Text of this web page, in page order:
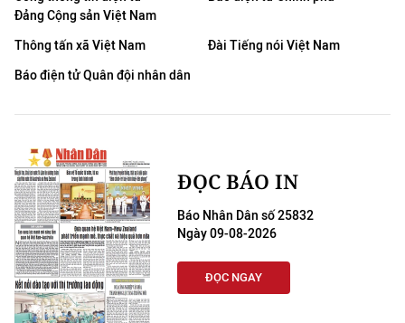
Đảng Cộng sản Việt Nam
Thông tấn xã Việt Nam
Đài Tiếng nói Việt Nam
Báo điện tử Quân đội nhân dân
ĐỌC BÁO IN
Báo Nhân Dân số 25832
Ngày 09-08-2026
ĐỌC NGAY